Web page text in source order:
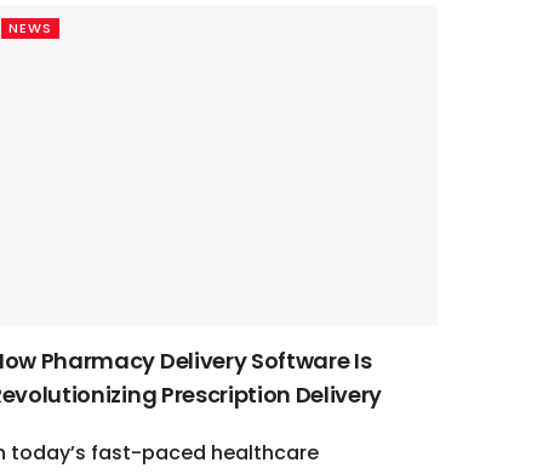
NEWS
Pharmacy Delivery Software Is
Prescription Delivery
today’s fast-paced healthcare